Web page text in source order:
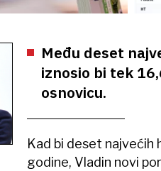
Među deset
iznosio bi tek
osnovicu.
Kad bi deset
godine, Vladin novi